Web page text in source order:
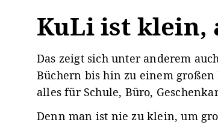
KuLi ist klein,
Das zeigt sich unter anderem
Büchern bis hin zu einem
alles für Schule, Büro,
Denn man ist nie zu klein, um